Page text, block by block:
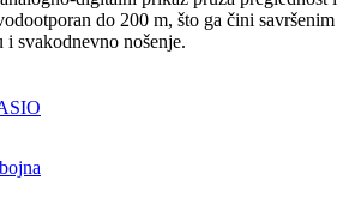
do 200 m, što ga čini savršenim
i svakodnevno nošenje.